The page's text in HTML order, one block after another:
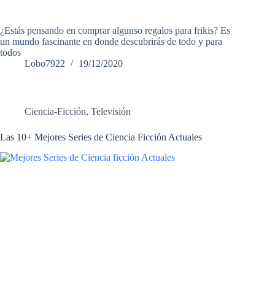
¿Estás pensando en comprar algunso regalos para frikis? Es
un mundo fascinante en donde descubrirás de todo y para
todos
Lobo7922
19/12/2020
Ciencia-Ficción, Televisión
Las 10+ Mejores Series de Ciencia Ficción Actuales